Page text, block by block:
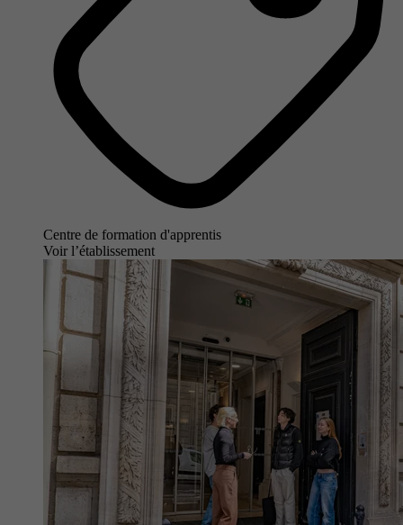
Centre de formation d'apprentis
Voir l’établissement